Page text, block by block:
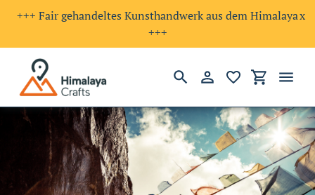
Direkt
+++ Fair gehandeltes Kunsthandwerk aus dem Himalaya
+++
x
SuchenEinloggen